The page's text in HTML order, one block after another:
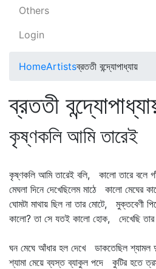
Others
Login
HomeArtistsব্রততী বন্দ্যোপাধ্যায়
ব্রততী
কৃষ্ণকলি আমি তারেই
কৃষ্ণকলি আমি তারেই বলি, কালো তারে বলে
মেঘলা দিনে দেখেছিলেম মাঠে কালো মেঘের
ঘোমটা মাথায় ছিল না তার মোটে, মুক্তবেণী
কালো? তা সে যতই কালো হোক, দেখেছি তার
ঘন মেঘে আঁধার হল দেখে ডাকতেছিল শ্যামল
শ্যামা মেয়ে ব্যস্ত ব্যাকুল পদে কুটির হতে